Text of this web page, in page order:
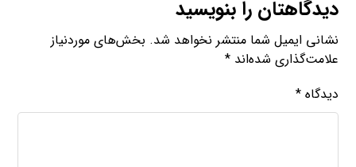
دیدگاهتان را بنویسید
نشانی ایمیل شما منتشر نخواهد شد. بخش‌های موردنیاز
علامت‌گذاری شده‌اند*
دیدگاه*